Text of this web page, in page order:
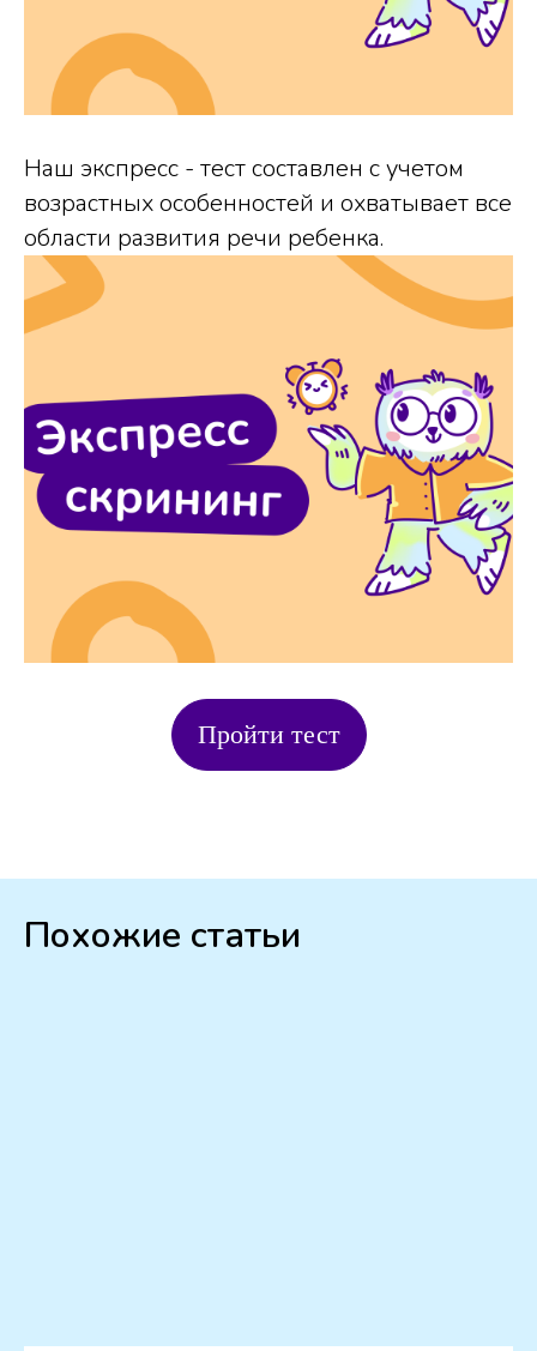
Наш экспресс - тест составлен с учетом
возрастных особенностей и охватывает все
области развития речи ребенка.
Пройти тест
Похожие статьи